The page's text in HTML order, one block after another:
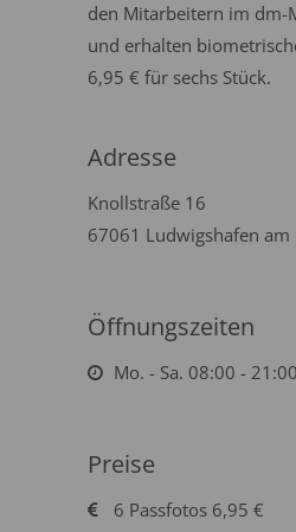
den Mitarbeitern im
und erhalten
6,95 € für sechs Stück.
Adresse
Knollstraße 16
67061 Ludwigshafen am
Öffnungszeiten
Mo. - Sa. 08:00 -
Preise
6 Passfotos 6,95 €